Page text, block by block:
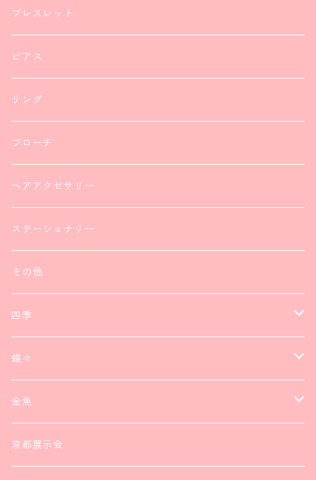
ブレスレット
ピアス
リング
ブローチ
ヘアアクセサリー
ステーショナリー
その他
四季
ネックレス
ブレスレット
ピアス
蝶々
ネックレス
ブレスレット
金魚
ピアス
京都展示会